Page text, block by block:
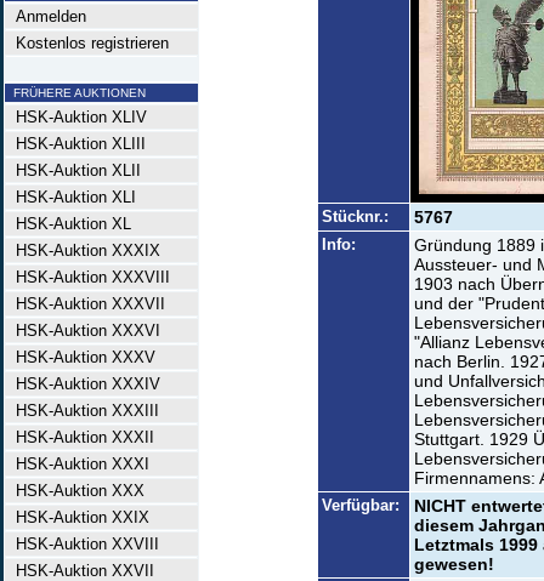
Anmelden
Kostenlos registrieren
FRÜHERE AUKTIONEN
HSK-Auktion XLIV
HSK-Auktion XLIII
HSK-Auktion XLII
HSK-Auktion XLI
HSK-Auktion XL
HSK-Auktion XXXIX
HSK-Auktion XXXVIII
HSK-Auktion XXXVII
HSK-Auktion XXXVI
HSK-Auktion XXXV
HSK-Auktion XXXIV
HSK-Auktion XXXIII
HSK-Auktion XXXII
HSK-Auktion XXXI
HSK-Auktion XXX
HSK-Auktion XXIX
HSK-Auktion XXVIII
HSK-Auktion XXVII
Stücknr.: 5767
Info:
Gründung 1889
Aussteuer- und
1903 nach
und der
"Allianz
nach Berlin.
und
Stuttgart. 1929
Firmennamens:
Verfügbar:
NICHT
diesem
Letztmals
gewesen!